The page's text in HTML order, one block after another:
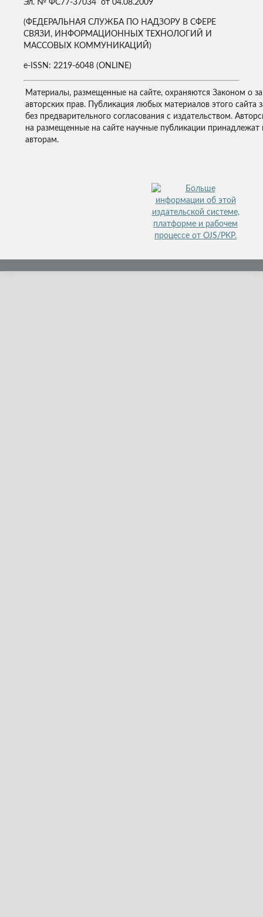
Эл. № ФС77-37034 от 04.08.2009
(ФЕДЕРАЛЬНАЯ СЛУЖБА ПО НАДЗОРУ В СФЕРЕ
СВЯЗИ, ИНФОРМАЦИОННЫХ ТЕХНОЛОГИЙ И
МАССОВЫХ КОММУНИКАЦИЙ)
e-ISSN: 2219-6048 (ONLINE)
Материалы, размещенные на сайте, охраняются Законом о
авторских прав. Публикация любых материалов этого сайта
без предварительного согласования с издательством.
на размещенные на сайте научные публикации принадлежат
авторам.